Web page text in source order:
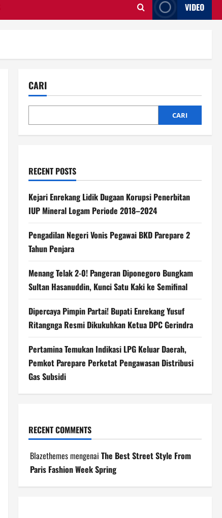
VIDEO
CARI
CARI
RECENT POSTS
Kejari Enrekang Lidik Dugaan Korupsi Penerbitan
IUP Mineral Logam Periode 2018–2024
Pengadilan Negeri Vonis Pegawai BKD Parepare 2
Tahun Penjara
Menang Telak 2-0! Pangeran Diponegoro Bungkam
Sultan Hasanuddin, Kunci Satu Kaki ke Semifinal
Dipercaya Pimpin Partai! Bupati Enrekang Yusuf
Ritangnga Resmi Dikukuhkan Ketua DPC Gerindra
Pertamina Temukan Indikasi LPG Keluar Daerah,
Pemkot Parepare Perketat Pengawasan Distribusi
Gas Subsidi
RECENT COMMENTS
Blazethemesmengenai The Best Street Style From
Paris Fashion Week Spring